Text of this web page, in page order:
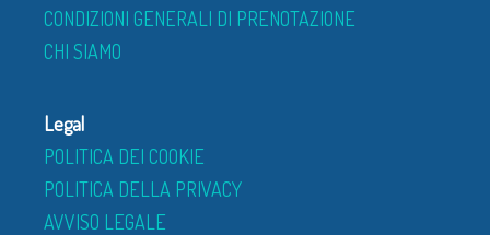
CONDIZIONI GENERALI DI PRENOTAZIONE
CHI SIAMO
Legal
POLITICA DEI COOKIE
POLITICA DELLA PRIVACY
AVVISO LEGALE